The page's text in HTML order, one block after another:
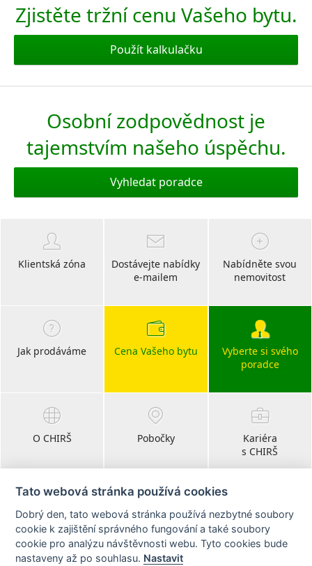
Zjistěte tržní cenu Vašeho bytu.
Použít kalkulačku
Osobní zodpovědnost je
tajemstvím našeho úspěchu.
Vyhledat poradce
Klientská zóna
Dostávejte nabídky
e-mailem
Nabídněte svou
nemovitost
Jak prodáváme Cena Vašeho bytu
Vyberte si svého
poradce
O CHIRŠ Pobočky
Kariéra
s CHIRŠ
Blog
realitní články
Tato webová stránka používá cookies
Dobrý den, tato webová stránka používá nezbytné soubory
cookie k zajištění správného fungování a také soubory
cookie pro analýzu návštěvnosti webu. Tyto cookies bude
nastaveny až po souhlasu. Nastavit